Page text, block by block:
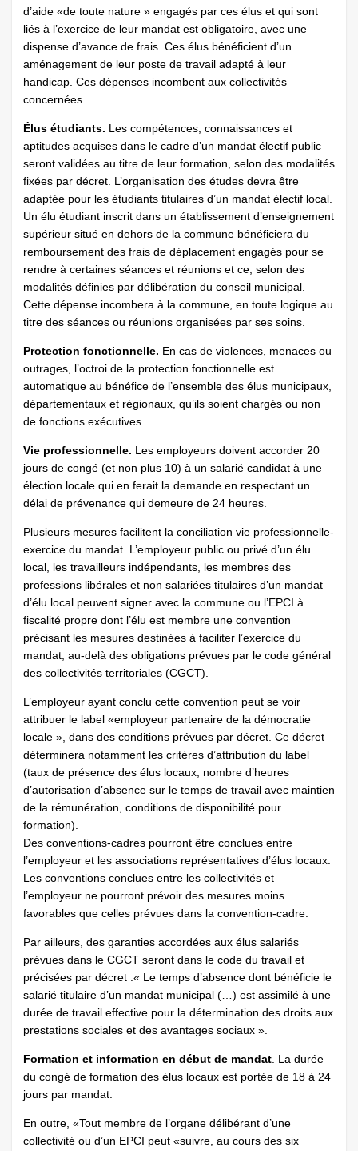
d’aide «de toute nature » engagés par ces élus et qui sont
liés à l’exercice de leur mandat est obligatoire, avec une
dispense d’avance de frais. Ces élus bénéficient d’un
aménagement de leur poste de travail adapté à leur
handicap. Ces dépenses incombent aux collectivités
concernées.
Élus étudiants. Les compétences, connaissances et
aptitudes acquises dans le cadre d’un mandat électif public
seront validées au titre de leur formation, selon des modalités
fixées par décret. L’organisation des études devra être
adaptée pour les étudiants titulaires d’un mandat électif local.
Un élu étudiant inscrit dans un établissement d’enseignement
supérieur situé en dehors de la commune bénéficiera du
remboursement des frais de déplacement engagés pour se
rendre à certaines séances et réunions et ce, selon des
modalités définies par délibération du conseil municipal.
Cette dépense incombera à la commune, en toute logique au
titre des séances ou réunions organisées par ses soins.
Protection fonctionnelle. En cas de violences, menaces ou
outrages, l’octroi de la protection fonctionnelle est
automatique au bénéfice de l’ensemble des élus municipaux,
départementaux et régionaux, qu’ils soient chargés ou non
de fonctions exécutives.
Vie professionnelle. Les employeurs doivent accorder 20
jours de congé (et non plus 10) à un salarié candidat à une
élection locale qui en ferait la demande en respectant un
délai de prévenance qui demeure de 24 heures.
Plusieurs mesures facilitent la conciliation vie professionnelle-
exercice du mandat. L’employeur public ou privé d’un élu
local, les travailleurs indépendants, les membres des
professions libérales et non salariées titulaires d’un mandat
d’élu local peuvent signer avec la commune ou l’EPCI à
fiscalité propre dont l’élu est membre une convention
précisant les mesures destinées à faciliter l’exercice du
mandat, au-delà des obligations prévues par le code général
des collectivités territoriales (CGCT).
L’employeur ayant conclu cette convention peut se voir
attribuer le label «employeur partenaire de la démocratie
locale », dans des conditions prévues par décret. Ce décret
déterminera notamment les critères d’attribution du label
(taux de présence des élus locaux, nombre d’heures
d’autorisation d’absence sur le temps de travail avec maintien
de la rémunération, conditions de disponibilité pour
formation).
Des conventions-cadres pourront être conclues entre
l’employeur et les associations représentatives d’élus locaux.
Les conventions conclues entre les collectivités et
l’employeur ne pourront prévoir des mesures moins
favorables que celles prévues dans la convention-cadre.
Par ailleurs, des garanties accordées aux élus salariés
prévues dans le CGCT seront dans le code du travail et
précisées par décret :« Le temps d’absence dont bénéficie le
salarié titulaire d’un mandat municipal (…) est assimilé à une
durée de travail effective pour la détermination des droits aux
prestations sociales et des avantages sociaux ».
Formation et information en début de mandat . La durée
du congé de formation des élus locaux est portée de 18 à 24
jours par mandat.
En outre, «Tout membre de l’organe délibérant d’une
collectivité ou d’un EPCI peut «suivre, au cours des six